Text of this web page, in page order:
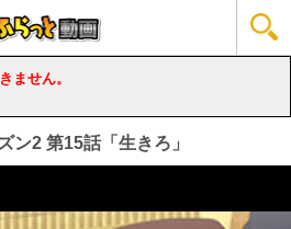
ません。
ン2 第15話「生きろ」